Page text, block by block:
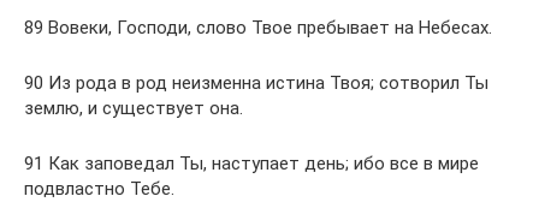
89 Вовеки, Господи, слово Твое пребывает на Небесах.
90 Из рода в род неизменна истина Твоя; сотворил Ты
землю, и существует она.
91 Как заповедал Ты, наступает день; ибо все в мире
подвластно Тебе.